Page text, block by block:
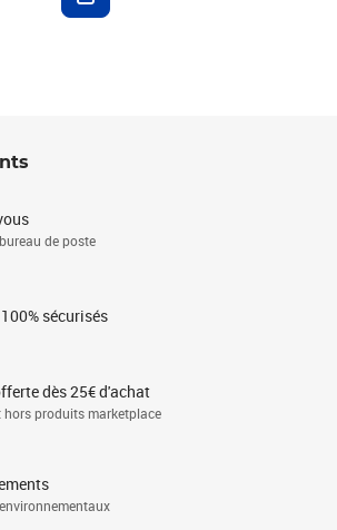
de poste
sécurisés
dès 25€ d'achat
hors produits marketplace